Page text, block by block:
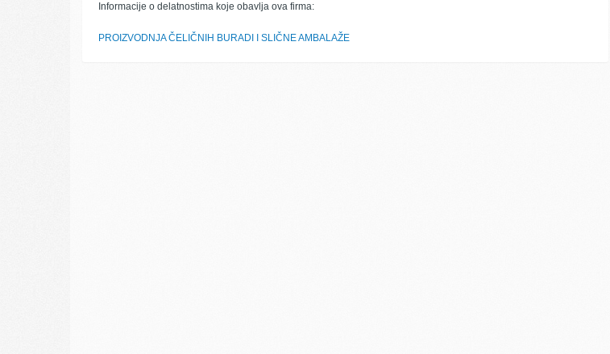
Informacije o delatnostima koje obavlja ova firma:
PROIZVODNJA ČELIČNIH BURADI I SLIČNE AMBALAŽE